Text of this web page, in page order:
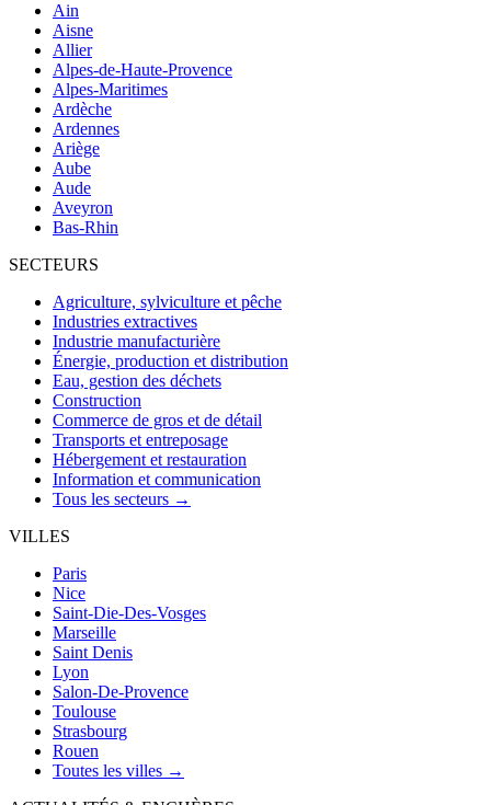
Ain
Aisne
Allier
Alpes-de-Haute-Provence
Alpes-Maritimes
Ardèche
Ardennes
Ariège
Aube
Aude
Aveyron
Bas-Rhin
SECTEURS
Agriculture, sylviculture et pêche
Industries extractives
Industrie manufacturière
Énergie, production et distribution
Eau, gestion des déchets
Construction
Commerce de gros et de détail
Transports et entreposage
Hébergement et restauration
Information et communication
Tous les secteurs →
VILLES
Paris
Nice
Saint-Die-Des-Vosges
Marseille
Saint Denis
Lyon
Salon-De-Provence
Toulouse
Strasbourg
Rouen
Toutes les villes →